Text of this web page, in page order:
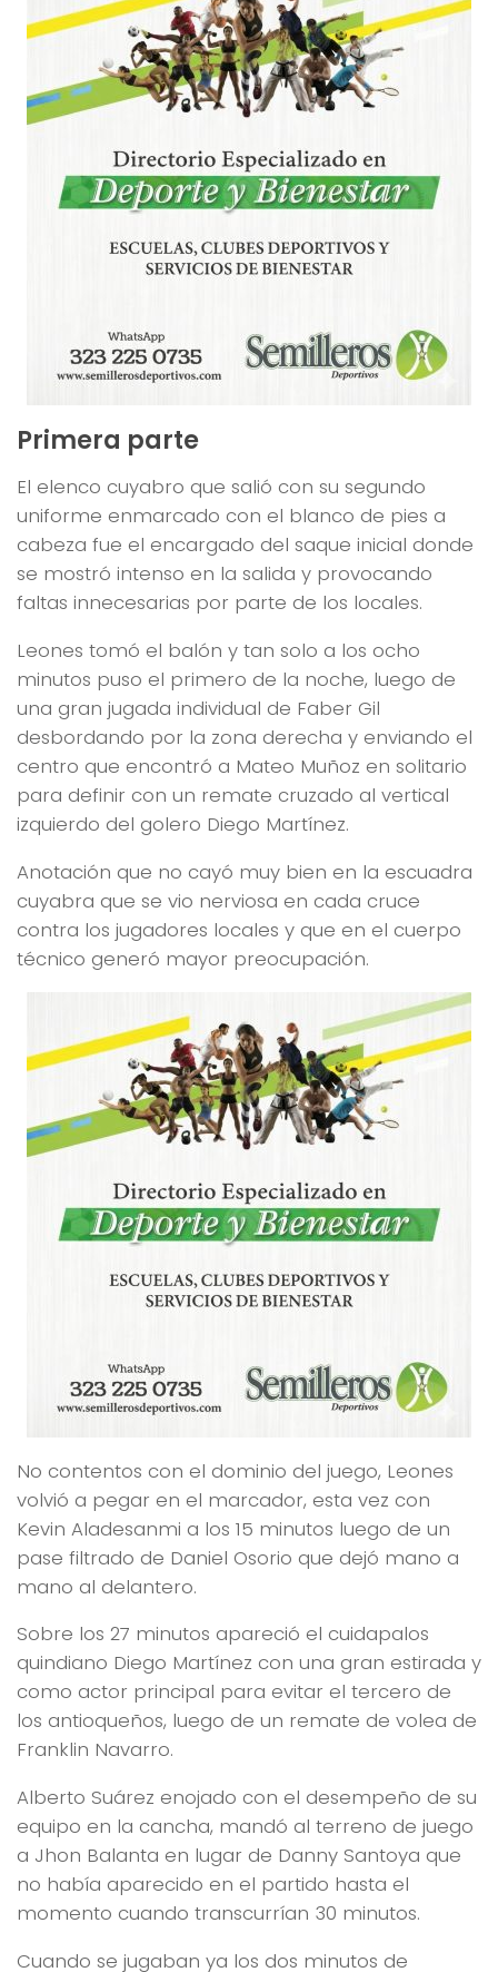
Primera parte
El elenco cuyabro que salió con su segundo
uniforme enmarcado con el blanco de pies a
cabeza fue el encargado del saque inicial donde
se mostró intenso en la salida y provocando
faltas innecesarias por parte de los locales.
Leones tomó el balón y tan solo a los ocho
minutos puso el primero de la noche, luego de
una gran jugada individual de Faber Gil
desbordando por la zona derecha y enviando el
centro que encontró a Mateo Muñoz en solitario
para definir con un remate cruzado al vertical
izquierdo del golero Diego Martínez.
Anotación que no cayó muy bien en la escuadra
cuyabra que se vio nerviosa en cada cruce
contra los jugadores locales y que en el cuerpo
técnico generó mayor preocupación.
No contentos con el dominio del juego, Leones
volvió a pegar en el marcador, esta vez con
Kevin Aladesanmi a los 15 minutos luego de un
pase filtrado de Daniel Osorio que dejó mano a
mano al delantero.
Sobre los 27 minutos apareció el cuidapalos
quindiano Diego Martínez con una gran estirada y
como actor principal para evitar el tercero de
los antioqueños, luego de un remate de volea de
Franklin Navarro.
Alberto Suárez enojado con el desempeño de su
equipo en la cancha, mandó al terreno de juego
a Jhon Balanta en lugar de Danny Santoya que
no había aparecido en el partido hasta el
momento cuando transcurrían 30 minutos.
Cuando se jugaban ya los dos minutos de